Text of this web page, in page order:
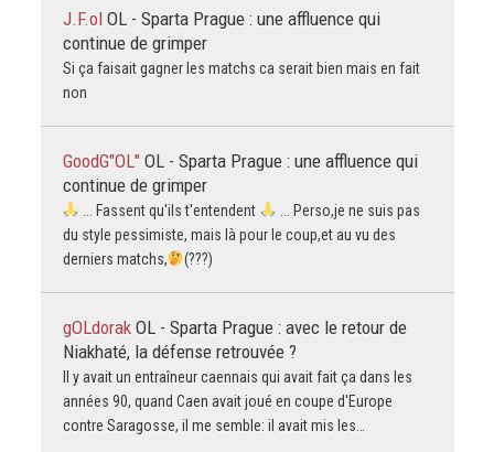
J.F.ol OL - Sparta Prague : une affluence qui
continue de grimper
Si ça faisait gagner les matchs ca serait bien mais en fait
non
GoodG"OL" OL - Sparta Prague : une affluence qui
continue de grimper
... Fassent qu'ils t'entendent
... Perso,je ne suis pas
du style pessimiste, mais là pour le coup,et au vu des
derniers matchs,
(???)
gOLdorak OL - Sparta Prague : avec le retour de
Niakhaté, la défense retrouvée ?
Il y avait un entraîneur caennais qui avait fait ça dans les
années 90, quand Caen avait joué en coupe d'Europe
contre Saragosse, il me semble: il avait mis les…